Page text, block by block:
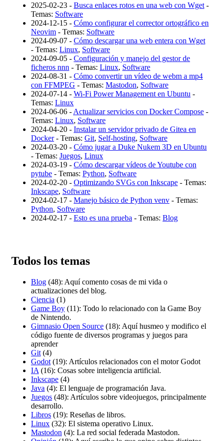
2025-02-23 - Busca enlaces rotos en una web con Wget -
Temas: Software
2024-12-15 - Cómo configurar el corrector ortográfico en
Neovim - Temas: Software
2024-09-07 - Cómo descargar una web entera con Wget
- Temas: Linux, Software
2024-09-05 - Configuración y manejo del gestor de
ficheros nnn - Temas: Linux, Software
2024-08-31 - Cómo convertir un vídeo de webm a mp4
con FFMPEG - Temas: Mastodon, Software
2024-07-14 - Wi-Fi Power Management en Ubuntu -
Temas: Linux
2024-06-06 - Actualizar servicios con Docker Compose -
Temas: Linux, Software
2024-04-20 - Instalar un servidor privado de Gitea en
Docker- Temas: Git, Self-hosting, Software
2024-03-20 - Cómo jugar a Duke Nukem 3D en Ubuntu
- Temas: Juegos, Linux
2024-03-19 - Cómo descargar vídeos de Youtube con
pytube - Temas: Python, Software
2024-02-20 - Optimizando SVGs con Inkscape - Temas:
Inkscape, Software
2024-02-17 - Manejo básico de Python venv - Temas:
Python, Software
2024-02-17 - Esto es una prueba - Temas: Blog
Todos los temas
Blog (48): Aquí comento cosas de mi vida o
actualizaciones del blog.
Ciencia (1)
Game Boy (11): Todo lo relacionado con la Game Boy
de Nintendo.
Gimnasio Open Source (18): Aquí husmeo y modifico el
código fuente de diversos programas y juegos para
aprender
Git (4)
Godot (19): Artículos relacionados con el motor Godot
IA (16): Cosas sobre inteligencia artificial.
Inkscape (4)
Java (4): El lenguaje de programación Java.
Juegos (48): Artículos sobre videojuegos, principalmente
desarrollo.
Libros (19): Reseñas de libros.
Linux (32): El sistema operativo Linux.
Mastodon (4): La red social federada Mastodon.